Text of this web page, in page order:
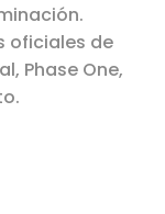
oficiales de
Phase One,